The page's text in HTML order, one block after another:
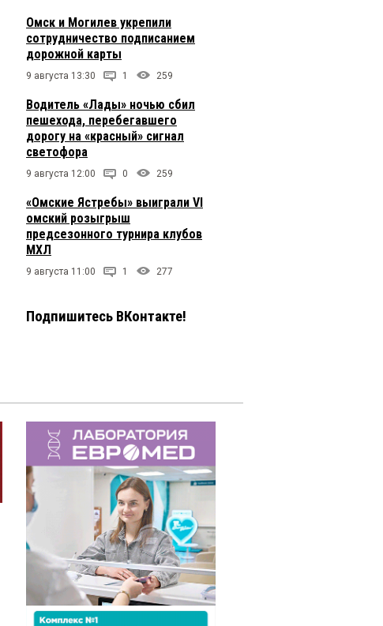
Омск и Могилев укрепили
сотрудничество подписанием
дорожной карты
9 августа 13:30 1 259
Водитель «Лады» ночью сбил
пешехода, перебегавшего
дорогу на «красный» сигнал
светофора
9 августа 12:00 0 259
«Омские Ястребы» выиграли VI
омский розыгрыш
предсезонного турнира клубов
МХЛ
9 августа 11:00 1 277
Подпишитесь ВКонтакте!